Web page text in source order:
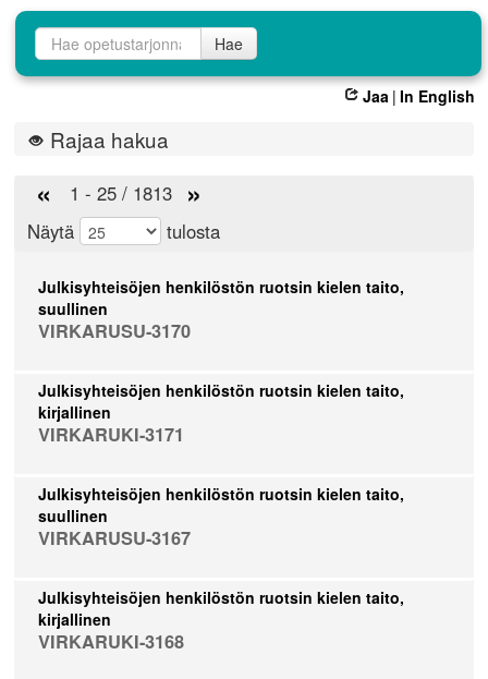
Opetustarjontahaku
Hae
Jaa | In English
Rajaa hakua
« 1 - 25 / 1813 »
Näytä tulosta
Julkisyhteisöjen henkilöstön ruotsin kielen taito,
suullinen
VIRKARUSU-3170
Julkisyhteisöjen henkilöstön ruotsin kielen taito,
kirjallinen
VIRKARUKI-3171
Julkisyhteisöjen henkilöstön ruotsin kielen taito,
suullinen
VIRKARUSU-3167
Julkisyhteisöjen henkilöstön ruotsin kielen taito,
kirjallinen
VIRKARUKI-3168